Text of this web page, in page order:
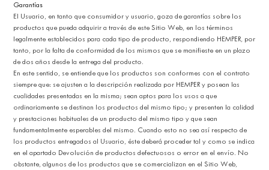
Garantías
El Usuario, en tanto que consumidor y usuario, goza de garantías sobre los
productos que pueda adquirir a través de este Sitio Web, en los términos
legalmente establecidos para cada tipo de producto, respondiendo HEMPER, por
tanto, por la falta de conformidad de los mismos que se manifieste en un plazo
de dos años desde la entrega del producto.
En este sentido, se entiende que los productos son conformes con el contrato
siempre que: se ajusten a la descripción realizada por HEMPER y posean las
cualidades presentadas en la misma; sean aptos para los usos a que
ordinariamente se destinan los productos del mismo tipo; y presenten la calidad
y prestaciones habituales de un producto del mismo tipo y que sean
fundamentalmente esperables del mismo. Cuando esto no sea así respecto de
los productos entregados al Usuario, éste deberá proceder tal y como se indica
en el apartado Devolución de productos defectuosos o error en el envío. No
obstante, algunos de los productos que se comercializan en el Sitio Web,